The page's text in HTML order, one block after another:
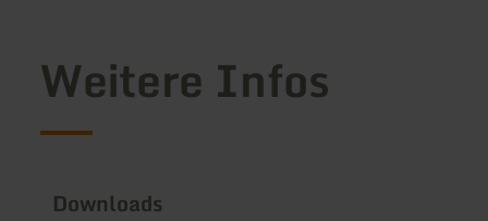
Weitere Infos
Downloads